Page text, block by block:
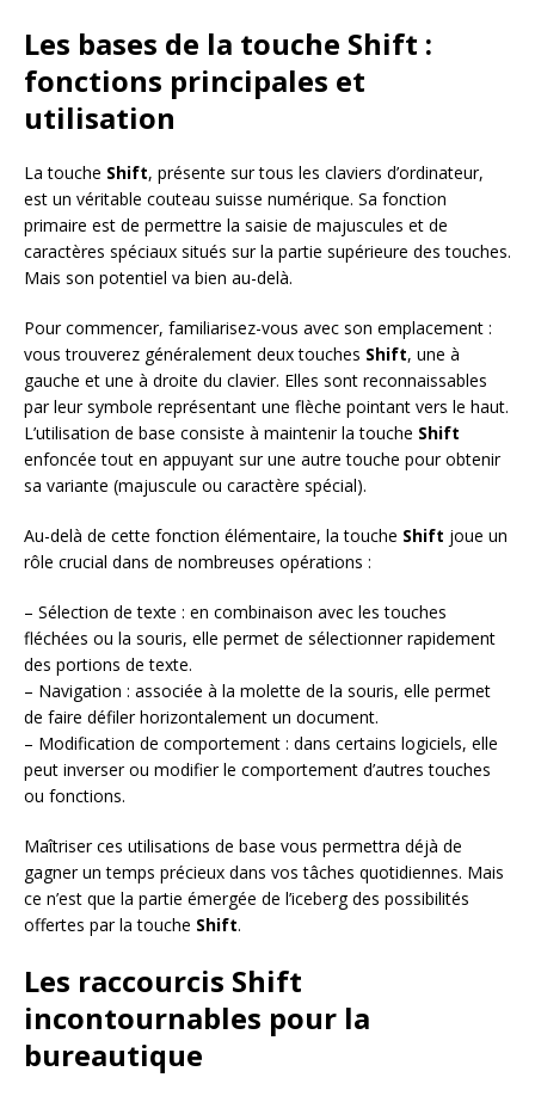
Les bases de la touche Shift :
fonctions principales et
utilisation
La touche Shift, présente sur tous les claviers d’ordinateur,
est un véritable couteau suisse numérique. Sa fonction
primaire est de permettre la saisie de majuscules et de
caractères spéciaux situés sur la partie supérieure des touches.
Mais son potentiel va bien au-delà.
Pour commencer, familiarisez-vous avec son emplacement :
vous trouverez généralement deux touches Shift, une à
gauche et une à droite du clavier. Elles sont reconnaissables
par leur symbole représentant une flèche pointant vers le haut.
L’utilisation de base consiste à maintenir la touche Shift
enfoncée tout en appuyant sur une autre touche pour obtenir
sa variante (majuscule ou caractère spécial).
Au-delà de cette fonction élémentaire, la touche Shift joue un
rôle crucial dans de nombreuses opérations :
– Sélection de texte : en combinaison avec les touches
fléchées ou la souris, elle permet de sélectionner rapidement
des portions de texte.
– Navigation : associée à la molette de la souris, elle permet
de faire défiler horizontalement un document.
– Modification de comportement : dans certains logiciels, elle
peut inverser ou modifier le comportement d’autres touches
ou fonctions.
Maîtriser ces utilisations de base vous permettra déjà de
gagner un temps précieux dans vos tâches quotidiennes. Mais
ce n’est que la partie émergée de l’iceberg des possibilités
offertes par la touche Shift.
Les raccourcis Shift
incontournables pour la
bureautique